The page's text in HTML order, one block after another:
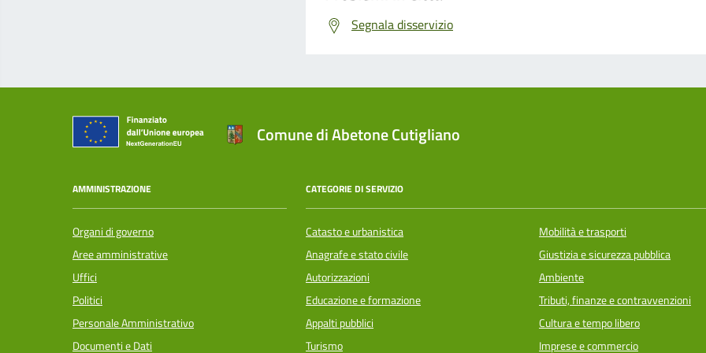
Segnala disservizio
Comune di Abetone Cutigliano
AMMINISTRAZIONE
Organi di governo
Aree amministrative
Uffici
Politici
Personale Amministrativo
Documenti e Dati
CATEGORIE DI SERVIZIO
Catasto e urbanistica
Anagrafe e stato civile
Autorizzazioni
Educazione e formazione
Appalti pubblici
Turismo
Mobilità e trasporti
Giustizia e sicurezza pubblica
Ambiente
Tributi, finanze e contravvenzioni
Cultura e tempo libero
Imprese e commercio